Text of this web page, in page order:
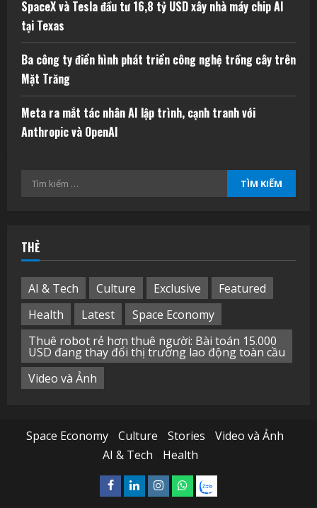
SpaceX và Tesla đầu tư 16,8 tỷ USD xây nhà máy chip AI
tại Texas
Ba công ty điển hình phát triển công nghệ trồng cây trên
Mặt Trăng
Meta ra mắt tác nhân AI lập trình, cạnh tranh với
Anthropic và OpenAI
Tìm
THẺ
AI & Tech Culture Exclusive
Featured
Health
Latest
Space Economy
Thuê robot rẻ hơn thuê người: Bài toán 15.000
USD đang thay đổi thị trường lao động toàn cầu
Video và Ảnh
Space Economy Culture Stories
Video và Ảnh
AI & Tech
Health
Facebook
LinkedinInstagram
What’sapp
Zalo